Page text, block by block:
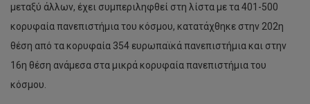
μεταξύ άλλων, έχει συμπεριληφθεί στη λίστα με τα 401-500
κορυφαία πανεπιστήμια του κόσμου, κατατάχθηκε στην 202η
θέση από τα κορυφαία 354 ευρωπαϊκά πανεπιστήμια και στην
16η θέση ανάμεσα στα μικρά κορυφαία πανεπιστήμια του
κόσμου.